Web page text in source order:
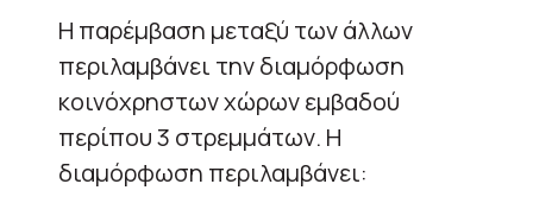
Η παρέμβαση μεταξύ των άλλων
περιλαμβάνει την διαμόρφωση
κοινόχρηστων χώρων εμβαδού
περίπου 3 στρεμμάτων. Η
διαμόρφωση περιλαμβάνει: